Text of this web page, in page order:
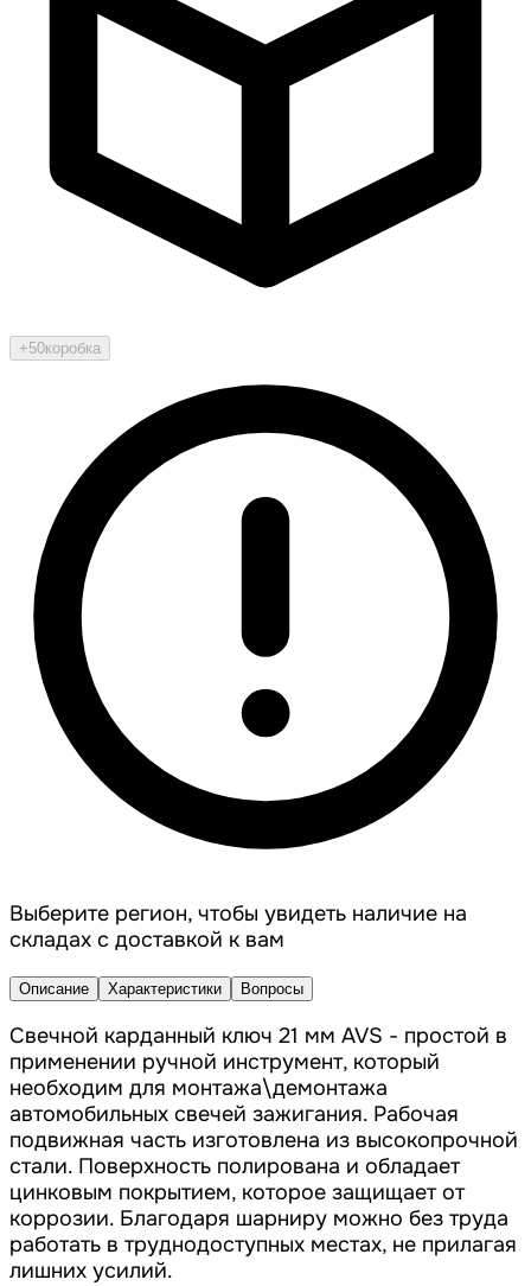
+50коробка
Выберите регион, чтобы увидеть наличие на
складах с доставкой к вам
Описание Характеристики Вопросы
Свечной карданный ключ 21 мм AVS - простой в
применении ручной инструмент, который
необходим для монтажа\демонтажа
автомобильных свечей зажигания. Рабочая
подвижная часть изготовлена из высокопрочной
стали. Поверхность полирована и обладает
цинковым покрытием, которое защищает от
коррозии. Благодаря шарниру можно без труда
работать в труднодоступных местах, не прилагая
лишних усилий.